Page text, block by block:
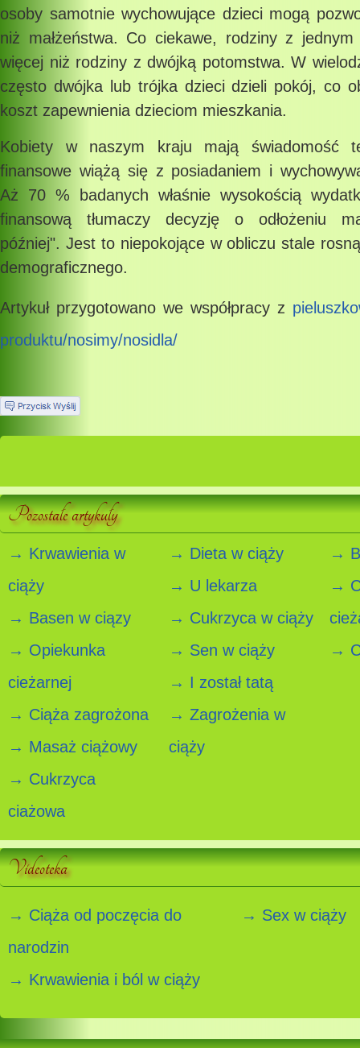
osoby samotnie wychowujące dzieci mogą
niż małżeństwa. Co ciekawe, rodziny z jednym
więcej niż rodziny z dwójką potomstwa. W
często dwójka lub trójka dzieci dzieli pokój, co
koszt zapewnienia dzieciom mieszkania.
Kobiety w naszym kraju mają świadomość
finansowe wiążą się z posiadaniem i
Aż 70 % badanych właśnie wysokością
finansową tłumaczy decyzję o odłożeniu
później". Jest to niepokojące w obliczu stale
demograficznego.
Artykuł przygotowano we współpracy z
produktu/nosimy/nosidla/
Pozostałe artykuły
→ Krwawienia w
ciąży
→ Basen w ciązy
→ Opiekunka
cieżarnej
→ Ciąża zagrożona
→ Masaż ciążowy
→ Cukrzyca
ciażowa
→ Dieta w ciąży
→ U lekarza
→ Cukrzyca w ciąży
→ Sen w ciąży
→ I został tatą
→ Zagrożenia w
ciąży
→
→
→
Videoteka
→ Ciąża od poczęcia do
narodzin
→ Krwawienia i ból w ciąży
→ Sex w ciąży